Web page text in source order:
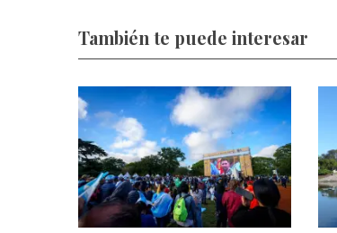
También te puede interesar